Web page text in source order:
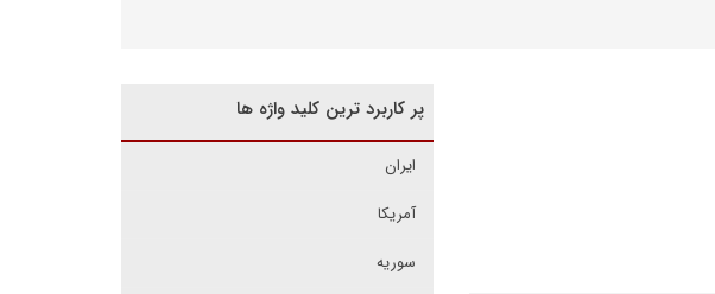
پر کاربرد ترین کلید واژه ها
ایران
آمریکا
سوریه